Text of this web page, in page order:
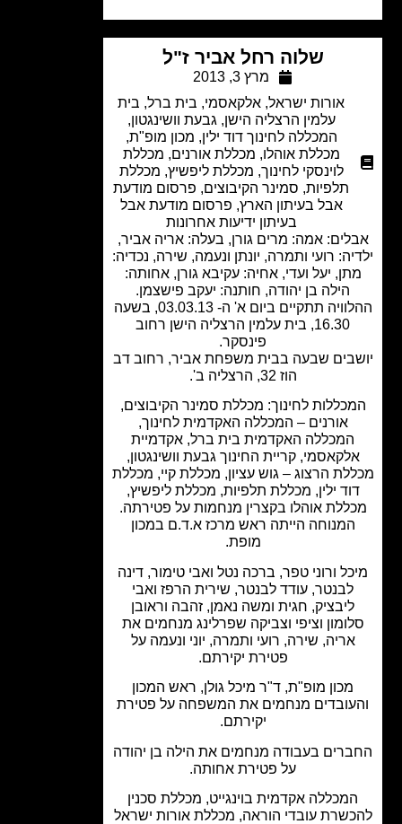
שלוה רחל אביר ז"ל
מרץ 3, 2013
אורות ישראל, אלקאסמי,בית ברל,בית
עלמין הרצליה הישן,גבעת וושינגטון,
המכללה לחינוך דוד ילין,מכון מופ"ת,
מכללת אוהלו,מכללת אורנים,מכללת
לוינסקי לחינוך, מכללת ליפשיץ,מכללת
,סמינר הקיבוצים,פרסום מודעת
אבל בעיתון הארץ,פרסום מודעת אבל
בעיתון ידיעות אחרונות
אמה: מרים גורן, בעלה: אריה אביר,
רועי ותמרה, יונתן ונעמה, שירה, נכדיה:
יעל ועדי, אחיה: עקיבא גורן, אחותה:
הילה בן יהודה, חותנה: יעקב פישצמן.
ההלוויה תתקיים ביום א' ה- 03.03.13, בשעה
16.30, בית עלמין הרצליה הישן רחוב
שבעה בבית משפחת אביר, רחוב דב
לחינוך: מכללת סמינר הקיבוצים,
אורנים – המכללה האקדמית לחינוך,
המכללה האקדמית בית ברל, אקדמיית
קריית החינוך גבעת וושינגטון,
הרצוג – גוש עציון, מכללת קיי, מכללת
ילין, מכללת תלפיות, מכללת ליפשיץ,
אוהלו בקצרין מנחמות על פטירתה.
המנוחה הייתה ראש מרכז א.ד.ם במכון
ורוני טפר, ברכה נטל ואבי טימור, דינה
לבנטר, עודד לבנטר, שירית הרפז ואבי
ליבציק, חגית ומשה נאמן, זהבה וראובן
וציפי וצביקה שפרלינג מנחמים את
אריה, שירה, רועי ותמרה, יוני ונעמה על
פטירת יקירתם.
מכון מופ"ת, ד"ר מיכל גולן, ראש המכון
מנחמים את המשפחה על פטירת
בעבודה מנחמים את הילה בן יהודה
על פטירת אחותה.
אקדמית בוינגייט, מכללת סכנין
עובדי הוראה, מכללת אורות ישראל